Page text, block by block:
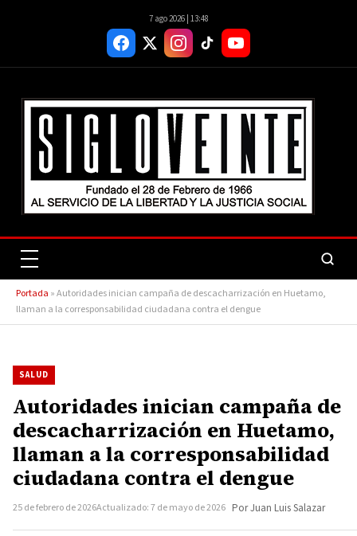
7 ago 2026 | 13:48
Portada »Autoridades inician campaña de descacharrización en Huetamo,
llaman a la corresponsabilidad ciudadana contra el dengue
SALUD
Autoridades inician campaña de
descacharrización en Huetamo,
llaman a la corresponsabilidad
ciudadana contra el dengue
25 de febrero de 2026Actualizado: 7 de mayo de 2026 Por Juan Luis Salazar